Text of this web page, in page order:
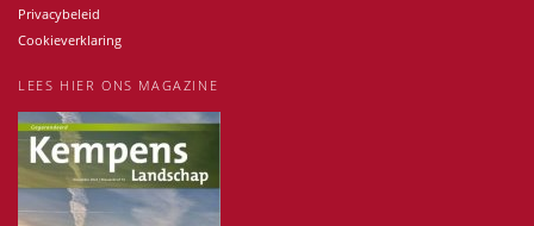
Privacybeleid
Cookieverklaring
LEES HIER ONS MAGAZINE